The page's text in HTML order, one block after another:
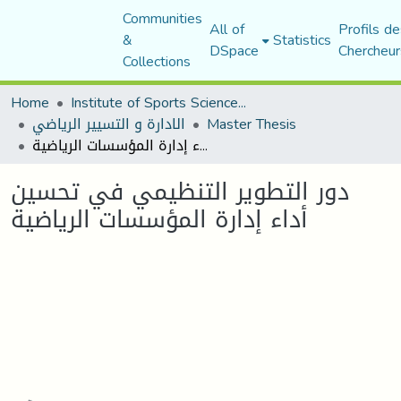
Communities
&
Collections
All of
DSpace Statistics Profils
Home
Institute of Sports Sciences and Techniques
الادارة و التسيير الرياضي Master Thesis
دور التطوير التنظيمي في تحسين أداء إدارة المؤسسات الرياضية
دور التطوير التنظيمي في تحسين
أداء إدارة المؤسسات الرياضية